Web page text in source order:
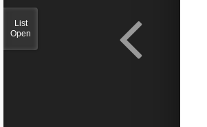
List
Open